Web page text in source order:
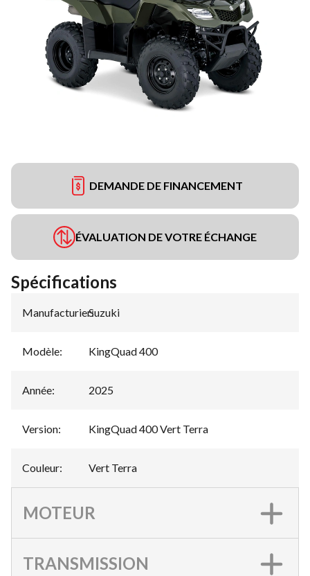
DEMANDE DE FINANCEMENT
ÉVALUATION DE VOTRE ÉCHANGE
Spécifications
Manufacturier:
Suzuki
Modèle: KingQuad 400
Année: 2025
Version: KingQuad 400 Vert Terra
Couleur: Vert Terra
MOTEUR
TRANSMISSION